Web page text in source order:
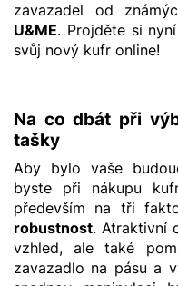
zavazadel od
U&ME. Projděte si
svůj nový kufr online!
Na co dbát při
tašky
Aby bylo vaše
byste při nákupu
především na tři
robustnost. Atraktivní
vzhled, ale také
zavazadlo na pásu a